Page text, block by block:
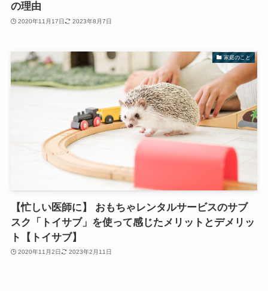
の理由
2020年11月17日 2023年8月7日
家庭のこと
【忙しい医師に】 おもちゃレンタルサービスのサブ
スク「トイサブ」を使って感じたメリットとデメリッ
ト【トイサブ】
2020年11月2日 2023年2月11日